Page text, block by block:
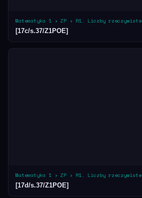
Matematyka 1 › ZP › R1. Liczby rzeczywiste
[17c/s.37/Z1POE]
Matematyka 1 › ZP › R1. Liczby rzeczywiste
[17d/s.37/Z1POE]